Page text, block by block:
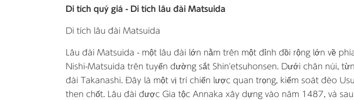
Di tích quý giá - Di tích lâu đài Matsuida
Di tích lâu đài Matsuida
Lâu đài Matsuida - một lâu đài lớn nằm trên một đỉnh đồi rộng lớn về
Nishi-Matsuida trên tuyến đường sắt Shin'etsuhonsen. Dưới chân núi,
đài Takanashi. Đây là một vị trí chiến lược quan trọng, kiểm soát đèo
then chốt. Lâu đài được Gia tộc Annaka xây dựng vào năm 1487, và